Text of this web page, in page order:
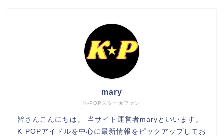
K-POPスター★ファン
mary
皆さんこんにちは。 当サイト運営者maryといいます。
K-POPアイドルを中心に最新情報をピックアップしてお